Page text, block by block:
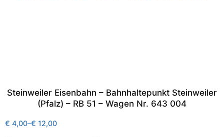
Steinweiler Eisenbahn – Bahnhaltepunkt Steinweiler
(Pfalz) – RB 51 – Wagen Nr. 643 004
€ 4,00–€ 12,00